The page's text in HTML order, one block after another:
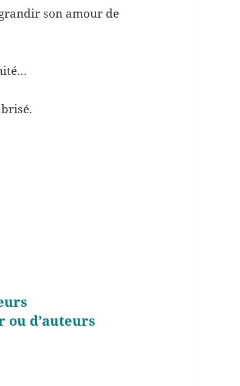
son amour de
ou d’auteurs